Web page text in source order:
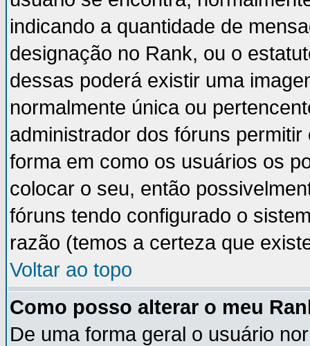
indicando a quantidade de
designação no Rank, ou o
dessas poderá existir uma
normalmente única ou
administrador dos fóruns
forma em como os usuários os
colocar o seu, então
fóruns tendo configurado o
razão (temos a certeza que
Voltar ao topo
Como posso alterar o meu
De uma forma geral o usuário